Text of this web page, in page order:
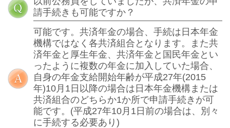
請手続きも可能ですか？
可能です。共済年金の場合、手続は日本年金
機構ではなく各共済組合となります。また共
済年金と厚生年金、共済年金と国民年金とい
ったように複数の年金に加入していた場合、
自身の年金支給開始年齢が平成27年(2015
年)10月1日以降の場合は日本年金機構または
共済組合のどちらか1か所で申請手続きが可
能です。(平成27年10月1日前の場合は、別々
に手続する必要あり)